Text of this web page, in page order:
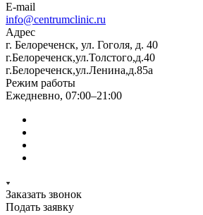
E-mail
info@centrumclinic.ru
Адрес
г. Белореченск, ул. Гоголя, д. 40
г.Белореченск,ул.Толстого,д.40
г.Белореченск,ул.Ленина,д.85а
Режим работы
Ежедневно, 07:00–21:00
Заказать звонок
Подать заявку